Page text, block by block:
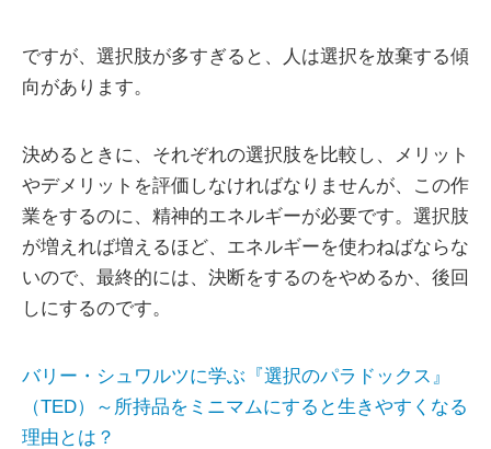
ですが、選択肢が多すぎると、人は選択を放棄する傾
向があります。
決めるときに、それぞれの選択肢を比較し、メリット
やデメリットを評価しなければなりませんが、この作
業をするのに、精神的エネルギーが必要です。選択肢
が増えれば増えるほど、エネルギーを使わねばならな
いので、最終的には、決断をするのをやめるか、後回
しにするのです。
バリー・シュワルツに学ぶ『選択のパラドックス』
（TED）～所持品をミニマムにすると生きやすくなる
理由とは？